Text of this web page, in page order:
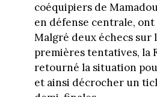
coéquipiers de
en défense centrale,
Malgré deux échecs sur
premières tentatives, la
retourné la situation
et ainsi décrocher un